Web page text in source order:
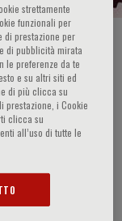
EVENTO
pandemic has
and
strettamente
funzionali per
di prestazione per
di pubblicità mirata
le preferenze da te
e su altri siti ed
di più clicca su
prestazione, i Cookie
clicca su
all’uso di tutte le